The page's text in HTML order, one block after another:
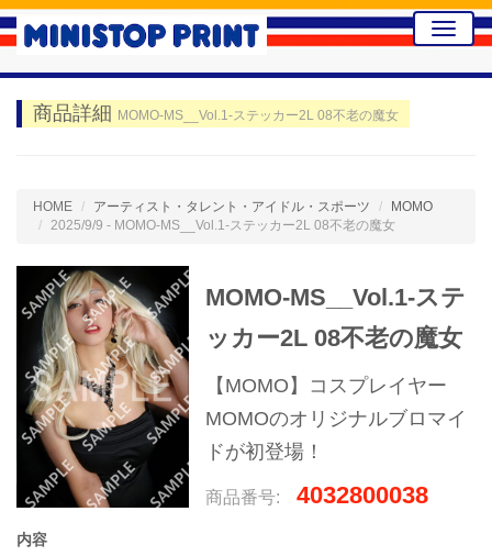
Toggle
商品詳細 MOMO-MS__Vol.1-ステッカー2L 08不老の魔女
HOME アーティスト・タレント・アイドル・スポーツ
MOMO
2025/9/9 - MOMO-MS__Vol.1-ステッカー2L 08不老の魔女
MOMO-MS__Vol.1-ステ
ッカー2L 08不老の魔女
【MOMO】コスプレイヤー
MOMOのオリジナルブロマイ
ドが初登場！
商品番号: 4032800038
内容